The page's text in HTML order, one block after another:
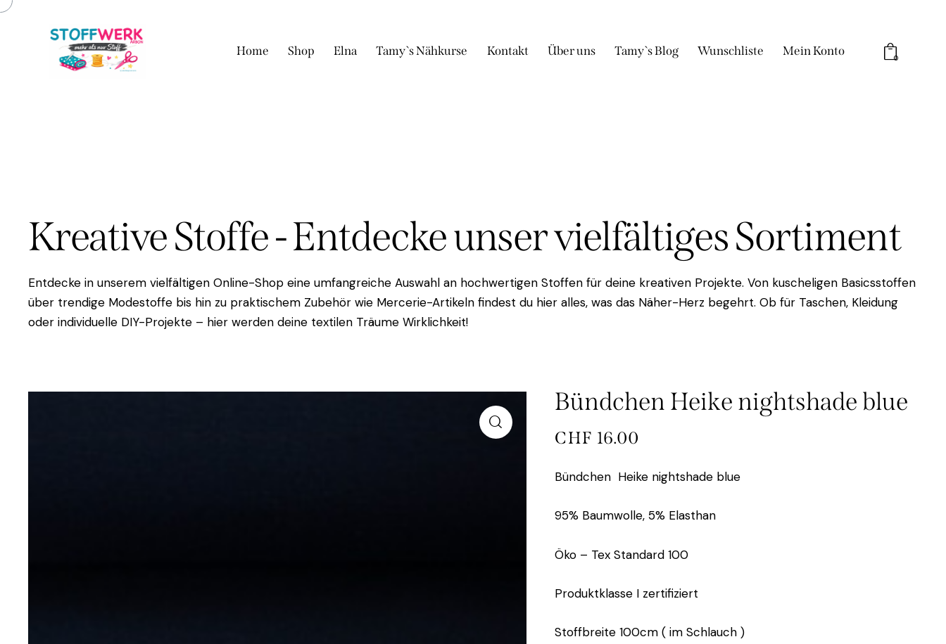
Home Shop Elna Tamy`s Nähkurse Kontakt Über uns Tamy`s Blog Wunschliste Mein Konto 0
Kreative Stoffe - Entdecke unser vielfältiges Sortiment
Entdecke in unserem vielfältigen Online-Shop eine umfangreiche Auswahl an hochwertigen Stoffen für deine kreativen Projekte. Von kuscheligen Basicsstoffen
über trendige Modestoffe bis hin zu praktischem Zubehör wie Mercerie-Artikeln findest du hier alles, was das Näher-Herz begehrt. Ob für Taschen, Kleidung
oder individuelle DIY-Projekte – hier werden deine textilen Träume Wirklichkeit!
Bündchen Heike nightshade blue
CHF 16.00
Bündchen Heike nightshade blue
95% Baumwolle, 5% Elasthan
Öko – Tex Standard 100
Produktklasse I zertifiziert
Stoffbreite 100cm ( im Schlauch )